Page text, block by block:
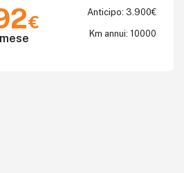
€ Anticipo: 3.900€
Km annui: 10000